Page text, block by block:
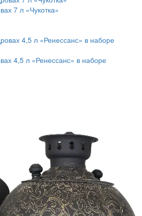
7 л «Чукотка»
4,5 л «Ренессанс» в наборе